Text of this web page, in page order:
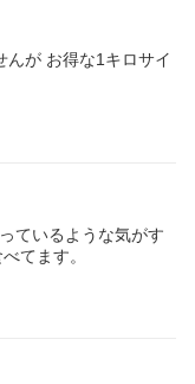
んが お得な1キロサイ
ているような気がす
てます。